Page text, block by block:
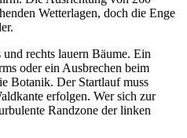
Wetterlagen, doch die Enge
rechts lauern Bäume. Ein
oder ein Ausbrechen beim
Botanik. Der Startlauf muss
erfolgen. Wer sich zur
Randzone der linken